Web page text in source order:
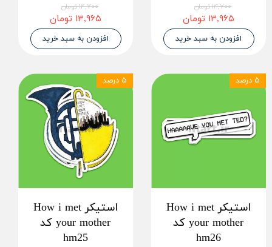
۱۴,۷۰۰ تومان
۱۳,۹۶۵ تومان
افزودن به سبد خرید
۱۴,۷۰۰ تومان
۱۳,۹۶۵ تومان
افزودن به سبد خرید
استیکر How i met
your mother کد
hm26
۵ درصد
استیکر How i met
your mother کد
hm25
۵ درصد